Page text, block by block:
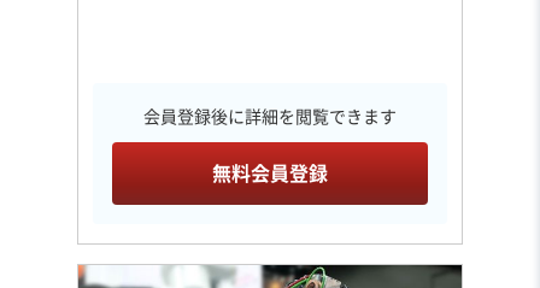
会員登録後に詳細を閲覧できます
無料会員登録